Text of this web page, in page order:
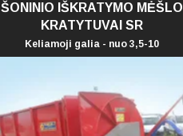
ŠONINIO IŠKRATYMO MĖŠLO
KRATYTUVAI SR
Keliamoji galia - nuo 3,5-10